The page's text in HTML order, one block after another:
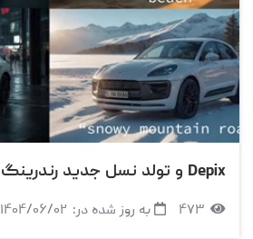
Depix و تولد نسل جدید رندرینگ هوش مصنوعی
۴۷۳ به روز شده در: ۱۴۰۴/۰۶/۰۲